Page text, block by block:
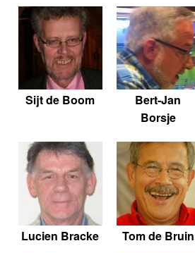
Sijt de Boom
Bert-Jan
Borsje
Lucien Bracke Tom de Bruin